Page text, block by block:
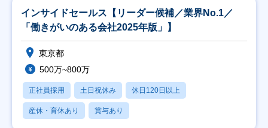
インサイドセールス【リーダー候補／業界No.1／
「働きがいのある会社2025年版」】
東京都
500万~800万
正社員採用 土日祝休み 休日120日以上
産休・育休あり 賞与あり